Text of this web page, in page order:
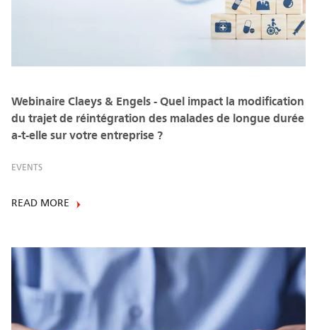
Webinaire Claeys & Engels - Quel impact la modification
du trajet de réintégration des malades de longue durée
a-t-elle sur votre entreprise ?
EVENTS
READ MORE